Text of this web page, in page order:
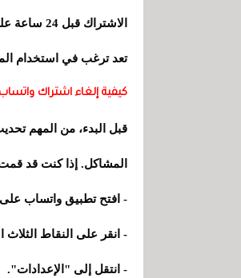
تعد ترغب في استخدام
كيفية إلغاء اشتراك
قبل البدء، من المهم
المشاكل. إذا كنت قد
- افتح تطبيق واتساب
- انقر على النقاط الثلاث
- انتقل إلى "الإعدادات".